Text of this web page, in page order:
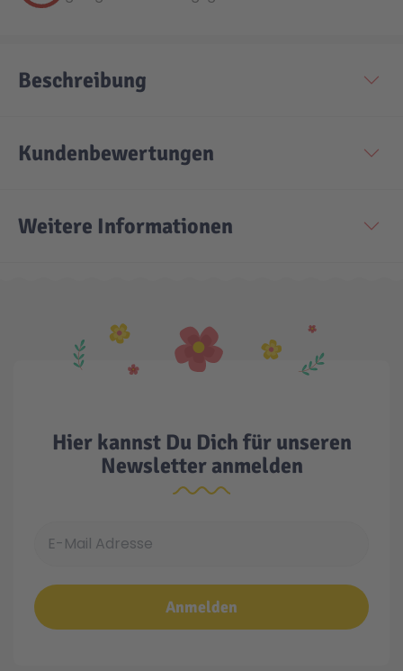
Aktion
Seltene Artikel
Beschreibung
Kundenbewertungen
Weitere Informationen
Hier kannst Du Dich für unseren
Newsletter anmelden
Anmelden